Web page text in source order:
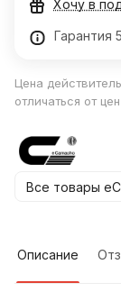
Хочу в
Гарантия
Цена
отличаться от
Все товары
Описание